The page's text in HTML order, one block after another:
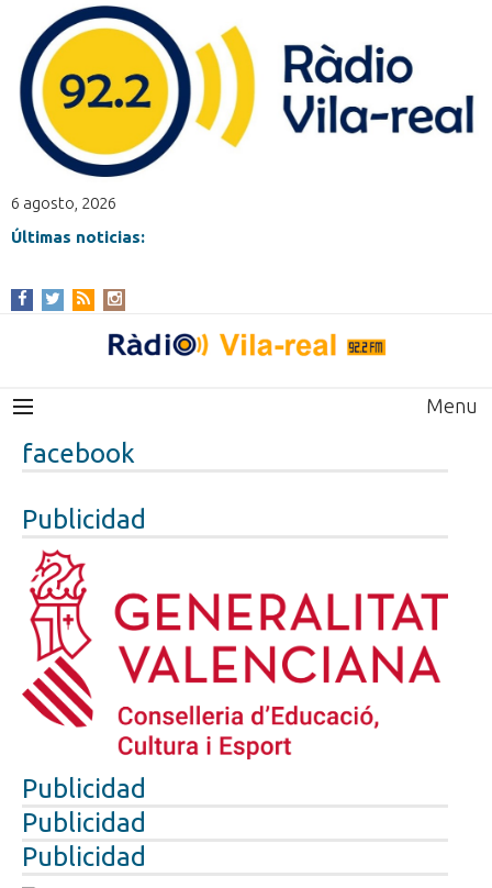
6 agosto, 2026
Últimas noticias:
Menu
facebook
Publicidad
Publicidad
Publicidad
Publicidad